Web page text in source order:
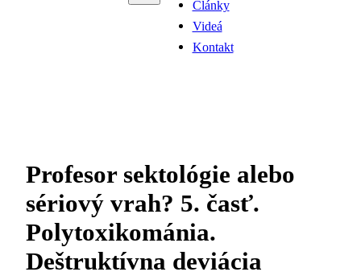
Články
Videá
Kontakt
Profesor sektológie alebo
sériový vrah? 5. časť.
Polytoxikománia.
Deštruktívna deviácia